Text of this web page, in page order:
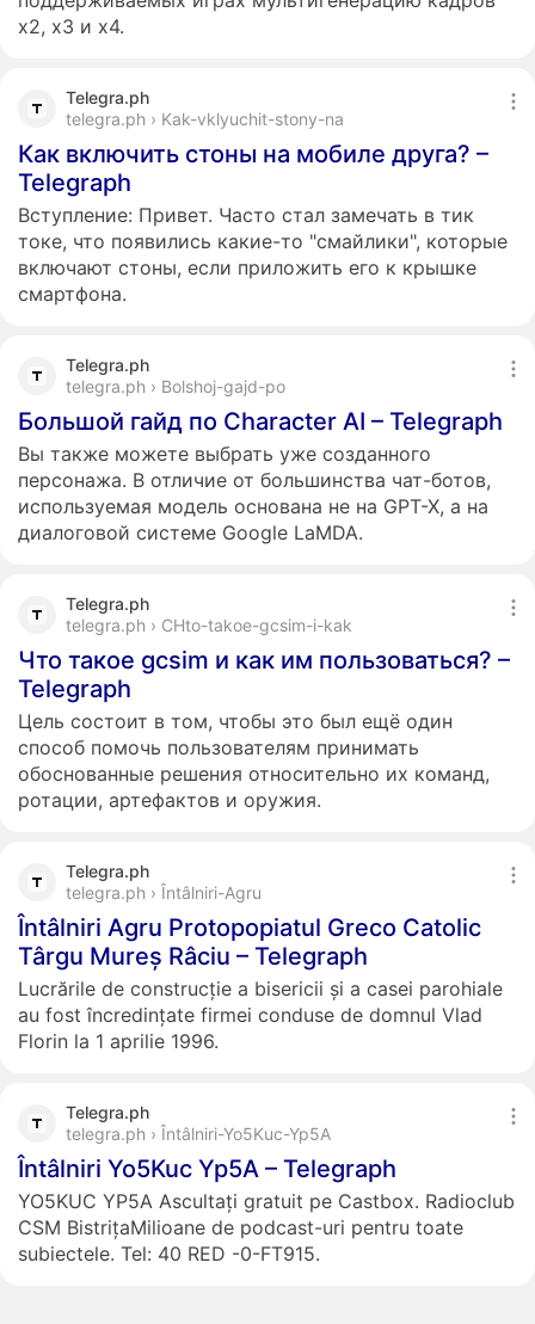
x2, x3 и x4.
Telegra.ph
telegra.ph › Kak-vklyuchit-stony-na
Как включить стоны на мобиле друга? –
Telegraph
Вступление: Привет. Часто стал замечать в тик
токе, что появились какие-то "смайлики", которые
включают стоны, если приложить его к крышке
смартфона.
Telegra.ph
telegra.ph › Bolshoj-gajd-po
Большой гайд по Character AI – Telegraph
Вы также можете выбрать уже созданного
персонажа. В отличие от большинства чат-ботов,
используемая модель основана не на GPT-X, а на
диалоговой системе Google LaMDA.
Telegra.ph
telegra.ph › CHto-takoe-gcsim-i-kak
Что такое gcsim и как им пользоваться? –
Telegraph
Цель состоит в том, чтобы это был ещё один
способ помочь пользователям принимать
обоснованные решения относительно их команд,
ротации, артефактов и оружия.
Telegra.ph
telegra.ph › Întâlniri-Agru
Întâlniri Agru Protopopiatul Greco Catolic
Târgu Mureș Râciu – Telegraph
Lucrările de construcție a bisericii și a casei parohiale
au fost încredințate firmei conduse de domnul Vlad
Florin la 1 aprilie 1996.
Telegra.ph
telegra.ph › Întâlniri-Yo5Kuc-Yp5A
Întâlniri Yo5Kuc Yp5A – Telegraph
YO5KUC YP5A Ascultați gratuit pe Castbox. Radioclub
CSM BistrițaMilioane de podcast-uri pentru toate
subiectele. Tel: 40 RED -0-FT915.